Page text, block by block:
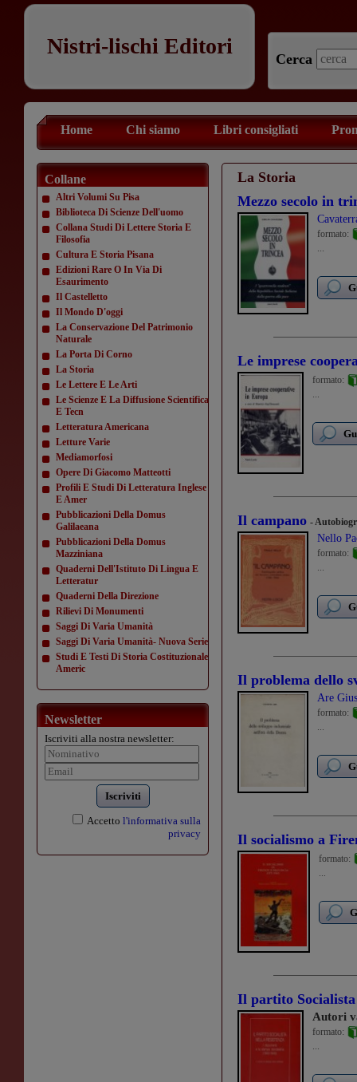
Nistri-lischi Editori
Cerca
Home Chi siamo Libri consigliati
Collane
Altri Volumi Su Pisa
Biblioteca Di Scienze Dell'uomo
Collana Studi Di Lettere Storia E
Filosofia
Cultura E Storia Pisana
Edizioni Rare O In Via Di
Esaurimento
Il Castelletto
Il Mondo D'oggi
La Conservazione Del Patrimonio
Naturale
La Porta Di Corno
La Storia
Le Lettere E Le Arti
Le Scienze E La Diffusione Scientifica
E Tecn
Letteratura Americana
Letture Varie
Mediamorfosi
Opere Di Giacomo Matteotti
Profili E Studi Di Letteratura Inglese
E Amer
Pubblicazioni Della Domus
Galilaeana
Pubblicazioni Della Domus
Mazziniana
Quaderni Dell'Istituto Di Lingua E
Letteratur
Quaderni Della Direzione
Rilievi Di Monumenti
Saggi Di Varia Umanità
Saggi Di Varia Umanità- Nuova Serie
Studi E Testi Di Storia Costituzionale
Americ
Newsletter
Iscriviti alla nostra newsletter:
Iscriviti
Accetto l'informativa sulla
privacy
La Storia
Mezzo secolo in
formato:
...
Le imprese
formato:
...
Il campano -
Nello
formato:
...
Il problema dello
Are
formato:
...
Il socialismo a
formato:
...
Il partito Socialista
Autori
formato:
...